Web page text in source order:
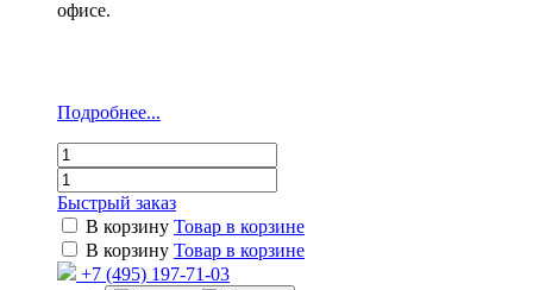
офисе.
Подробнее...
Быстрый заказ
В корзину Товар в корзине
В корзину Товар в корзине
+7 (495) 197-71-03